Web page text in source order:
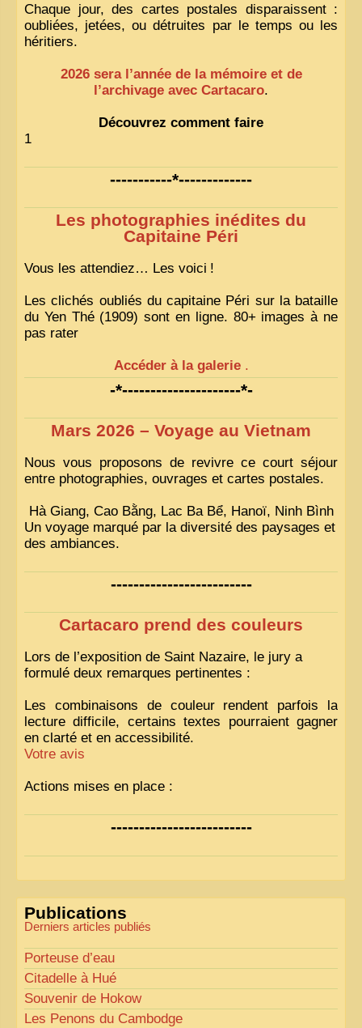
Chaque jour, des cartes postales disparaissent :
oubliées, jetées, ou détruites par le temps ou les
héritiers.
2026 sera l’année de la mémoire et de
l’archivage avec Cartacaro.
Découvrez comment faire
1
-----------*-------------
Les photographies inédites du
Capitaine Péri
Vous les attendiez… Les voici !
Les clichés oubliés du capitaine Péri sur la bataille
du Yen Thé (1909) sont en ligne. 80+ images à ne
pas rater
Accéder à la galerie .
-*---------------------*-
Mars 2026 – Voyage au Vietnam
Nous vous proposons de revivre ce court séjour
entre photographies, ouvrages et cartes postales.
Hà Giang, Cao Bằng, Lac Ba Bể, Hanoï, Ninh Bình
Un voyage marqué par la diversité des paysages et
des ambiances.
-------------------------
Cartacaro prend des couleurs
Lors de l’exposition de Saint Nazaire, le jury a
formulé deux remarques pertinentes :
Les combinaisons de couleur rendent parfois la
lecture difficile, certains textes pourraient gagner
en clarté et en accessibilité.
Votre avis
Actions mises en place :
Nous avons déjà ajusté les couleurs pour améliorer
la lisibilité. Votre avis nous intéresse !
« Comme tout bon collectionneur le sait, la
perfection est un idéal… mais nous y travaillons
-------------------------
Publications
Derniers articles publiés
Porteuse d’eau
Citadelle à Hué
Souvenir de Hokow
Les Penons du Cambodge